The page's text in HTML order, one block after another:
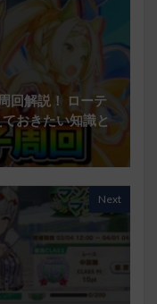
回解説！ ローテ
おきたい知識と
Next